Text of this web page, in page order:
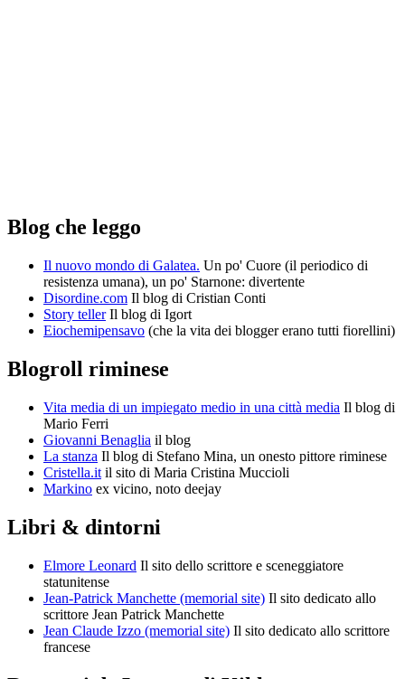
Blog che leggo
Il nuovo mondo di Galatea. Un po' Cuore (il periodico di
resistenza umana), un po' Starnone: divertente
Disordine.com Il blog di Cristian Conti
Story tellerIl blog di Igort
Eiochemipensavo (che la vita dei blogger erano tutti fiorellini)
Blogroll riminese
Vita media di un impiegato medio in una città media Il blog di
Mario Ferri
Giovanni Benaglia il blog
La stanza Il blog di Stefano Mina, un onesto pittore riminese
Cristella.it il sito di Maria Cristina Muccioli
Markino ex vicino, noto deejay
Libri & dintorni
Elmore Leonard Il sito dello scrittore e sceneggiatore
statunitense
Jean-Patrick Manchette (memorial site) Il sito dedicato allo
scrittore Jean Patrick Manchette
Jean Claude Izzo (memorial site) Il sito dedicato allo scrittore
francese